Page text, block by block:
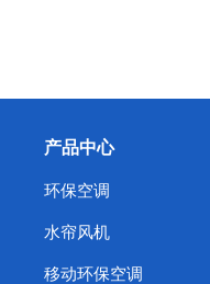
产品中心
环保空调
水帘风机
移动环保空调